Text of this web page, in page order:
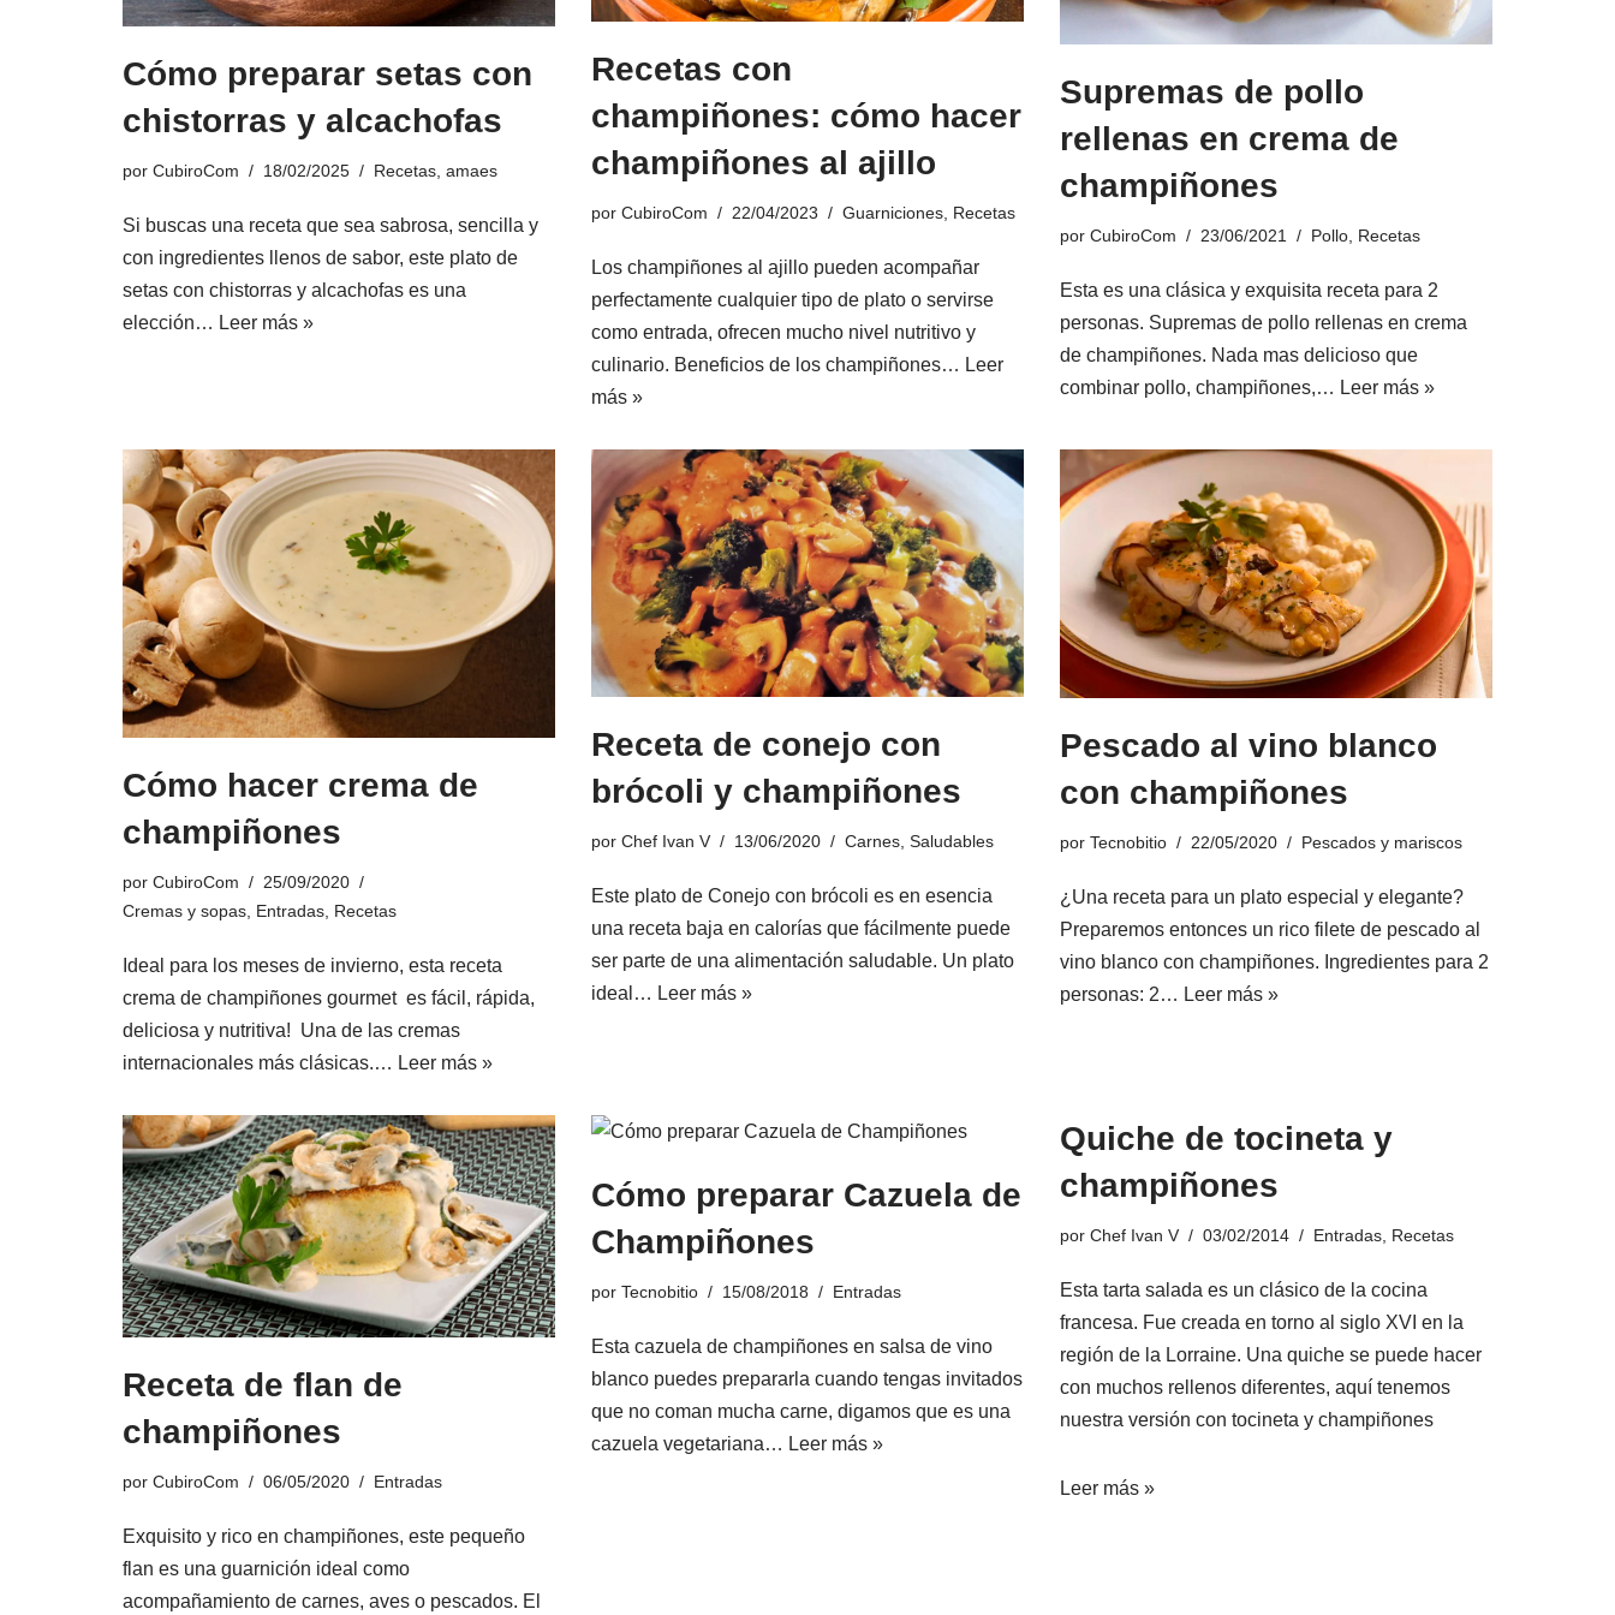
Cómo preparar setas con
chistorras y alcachofas
por CubiroCom 18/02/2025 Recetas amaes
Si buscas una receta que sea sabrosa, sencilla y
con ingredientes llenos de sabor, este plato de
setas con chistorras y alcachofas es una
elección… Leer más »
Recetas con
champiñones: cómo hacer
champiñones al ajillo
por CubiroCom 22/04/2023 Guarniciones Recetas
Los champiñones al ajillo pueden acompañar
perfectamente cualquier tipo de plato o servirse
como entrada, ofrecen mucho nivel nutritivo y
culinario. Beneficios de los champiñones… Leer
más »
Supremas de pollo
rellenas en crema de
champiñones
por CubiroCom 23/06/2021 Pollo, Recetas
Esta es una clásica y exquisita receta para 2
personas. Supremas de pollo rellenas en crema
de champiñones. Nada mas delicioso que
combinar pollo, champiñones,… Leer más »
Cómo hacer crema de
champiñones
por CubiroCom
25/09/2020
Cremas y sopas Entradas Recetas
Ideal para los meses de invierno, esta receta
crema de champiñones gourmet es fácil, rápida,
deliciosa y nutritiva! Una de las cremas
internacionales más clásicas.… Leer más »
Receta de conejo con
brócoli y champiñones
por Chef Ivan V 13/06/2020 Carnes, Saludables
Este plato de Conejo con brócoli es en esencia
una receta baja en calorías que fácilmente puede
ser parte de una alimentación saludable. Un plato
ideal… Leer más »
Pescado al vino blanco
con champiñones
por Tecnobitio 22/05/2020 Pescados y mariscos
¿Una receta para un plato especial y elegante?
Preparemos entonces un rico filete de pescado al
vino blanco con champiñones. Ingredientes para 2
personas: 2… Leer más »
Receta de flan de
champiñones
por CubiroCom 06/05/2020 Entradas
Exquisito y rico en champiñones, este pequeño
flan es una guarnición ideal como
acompañamiento de carnes, aves o pescados. El
Cómo preparar Cazuela de
Champiñones
por Tecnobitio 15/08/2018 Entradas
Esta cazuela de champiñones en salsa de vino
blanco puedes prepararla cuando tengas invitados
que no coman mucha carne, digamos que es una
cazuela vegetariana… Leer más »
Quiche de tocineta y
champiñones
por Chef Ivan V 03/02/2014 Entradas Recetas
Esta tarta salada es un clásico de la cocina
francesa. Fue creada en torno al siglo XVI en la
región de la Lorraine. Una quiche se puede hacer
con muchos rellenos diferentes, aquí tenemos
nuestra versión con tocineta y champiñones
Leer más »